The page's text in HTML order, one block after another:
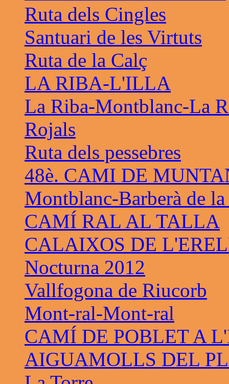
Ruta dels Cingles
Santuari de les Virtuts
Ruta de la Calç
LA RIBA-L'ILLA
La Riba-Montblanc-La
Rojals
Ruta dels pessebres
48è. CAMI DE
Montblanc-Barberà de la
CAMÍ RAL AL TALLA
CALAIXOS DE
Nocturna 2012
Vallfogona de Riucorb
Mont-ral-Mont-ral
CAMÍ DE POBLET A
AIGUAMOLLS DEL